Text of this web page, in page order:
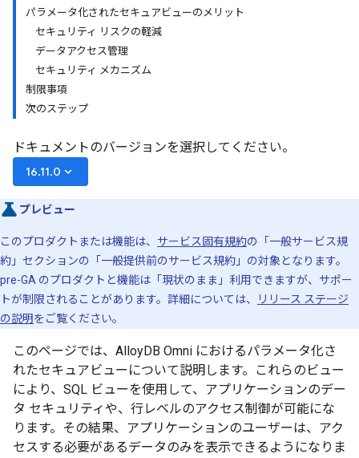
パラメータ化されたセキュアビューのメリット
セキュリティ リスクの軽減
データアクセス管理
セキュリティ メカニズム
制限事項
次のステップ
ドキュメントのバージョンを選択してください。
16.11.0 keyboard_arrow_down
プレビュー
このプロダクトまたは機能は、 サービス固有規約の「一般サービス規
約」セクションの「一般提供前のサービス規約」の対象となります。
pre-GA のプロダクトと機能は「現状のまま」利用できますが、サポー
トが制限されることがあります。詳細については、
リリース ステージ
の説明をご覧ください。
このページでは、AlloyDB Omni におけるパラメータ化さ
れたセキュアビューについて説明します。これらのビュー
により、SQL ビューを使用して、アプリケーションのデー
タ セキュリティや、行レベルのアクセス制御が可能にな
ります。その結果、アプリケーションのユーザーは、アク
セスする必要があるデータのみを表示できるようになりま